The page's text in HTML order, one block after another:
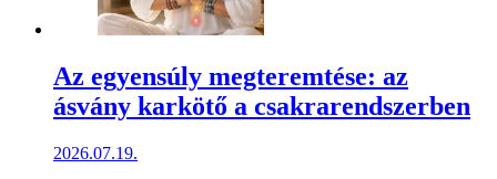
Az egyensúly megteremtése: az
ásvány karkötő a csakrarendszerben
2026.07.19.